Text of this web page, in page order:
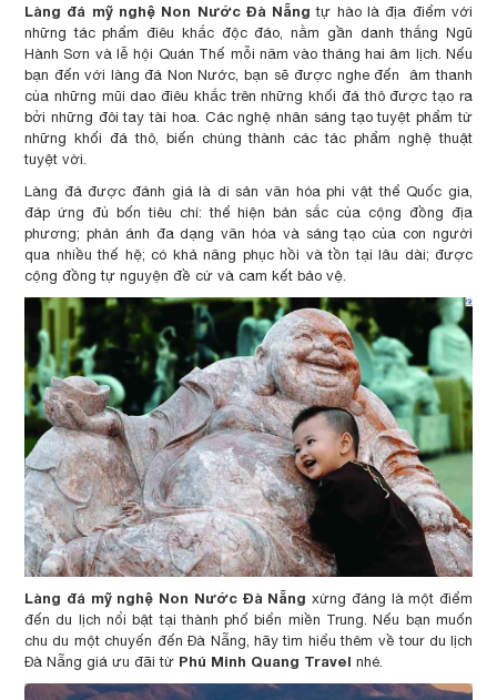
Làng đá mỹ nghệ Non Nước Đà Nẵng tự hào là địa điểm với
những tác phẩm điêu khắc độc đáo, nằm gần danh thắng Ngũ
Hành Sơn và lễ hội Quán Thế mỗi năm vào tháng hai âm lịch. Nếu
bạn đến với làng đá Non Nước, bạn sẽ được nghe đến âm thanh
của những mũi dao điêu khắc trên những khối đá thô được tạo ra
bởi những đôi tay tài hoa. Các nghệ nhân sáng tạo tuyệt phẩm từ
những khối đá thô, biến chúng thành các tác phẩm nghệ thuật
tuyệt vời.
Làng đá được đánh giá là di sản văn hóa phi vật thể Quốc gia,
đáp ứng đủ bốn tiêu chí: thể hiện bản sắc của cộng đồng địa
phương; phản ánh đa dạng văn hóa và sáng tạo của con người
qua nhiều thế hệ; có khả năng phục hồi và tồn tại lâu dài; được
cộng đồng tự nguyện đề cử và cam kết bảo vệ.
Làng đá mỹ nghệ Non Nước Đà Nẵng xứng đáng là một điểm
đến du lịch nổi bật tại thành phố biển miền Trung. Nếu bạn muốn
chu du một chuyến đến Đà Nẵng, hãy tìm hiểu thêm về tour du lịch
Đà Nẵng giá ưu đãi từ Phú Minh Quang Travel nhé.